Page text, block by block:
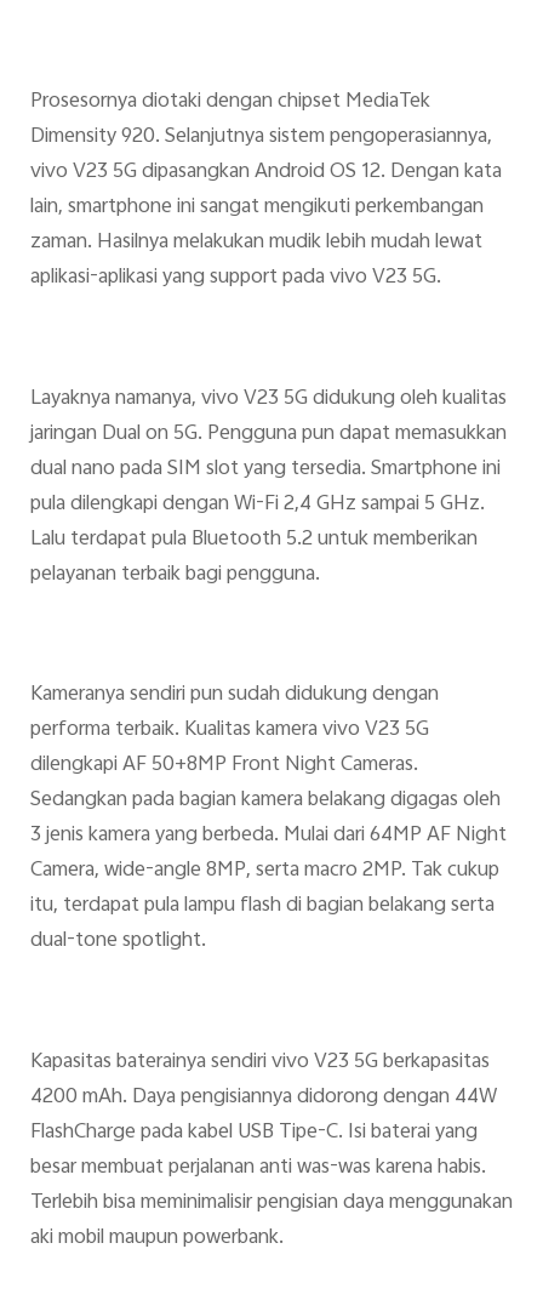
Prosesornya diotaki dengan chipset MediaTek
Dimensity 920. Selanjutnya sistem pengoperasiannya,
vivo V23 5G dipasangkan Android OS 12. Dengan kata
lain, smartphone ini sangat mengikuti perkembangan
zaman. Hasilnya melakukan mudik lebih mudah lewat
aplikasi-aplikasi yang support pada vivo V23 5G.
Layaknya namanya, vivo V23 5G didukung oleh kualitas
jaringan Dual on 5G. Pengguna pun dapat memasukkan
dual nano pada SIM slot yang tersedia. Smartphone ini
pula dilengkapi dengan Wi-Fi 2,4 GHz sampai 5 GHz.
Lalu terdapat pula Bluetooth 5.2 untuk memberikan
pelayanan terbaik bagi pengguna.
Kameranya sendiri pun sudah didukung dengan
performa terbaik. Kualitas kamera vivo V23 5G
dilengkapi AF 50+8MP Front Night Cameras.
Sedangkan pada bagian kamera belakang digagas oleh
3 jenis kamera yang berbeda. Mulai dari 64MP AF Night
Camera, wide-angle 8MP, serta macro 2MP. Tak cukup
itu, terdapat pula lampu flash di bagian belakang serta
dual-tone spotlight.
Kapasitas baterainya sendiri vivo V23 5G berkapasitas
4200 mAh. Daya pengisiannya didorong dengan 44W
FlashCharge pada kabel USB Tipe-C. Isi baterai yang
besar membuat perjalanan anti was-was karena habis.
Terlebih bisa meminimalisir pengisian daya menggunakan
aki mobil maupun powerbank.